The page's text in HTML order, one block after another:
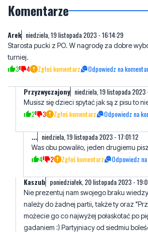
Komentarze
Arek niedziela, 19 listopada 2023 - 16:14:29
Starosta pucki z PO. W nagrodę za dobre
turniej.
3 4 Zgłoś komentarz Odpowiedz na
Przyzwyczajony niedziela, 19 listopada
Musisz się dzieci spytać jak są z pisu to
2 3 Zgłoś komentarz Odpowiedz na
... niedziela, 19 listopada 2023 - 17:01:12
Was obu powaliło, jeden drugiemu
4 2 Zgłoś komentarz Odpowiedz
Kaszub poniedziałek, 20 listopada 2023 -
Nie prezentuj nam swojego braku
należy do żadnej partii, także ty oraz
możecie go co najwyżej połaskotać po
gadaniem :) Partyjniacy od siedmiu